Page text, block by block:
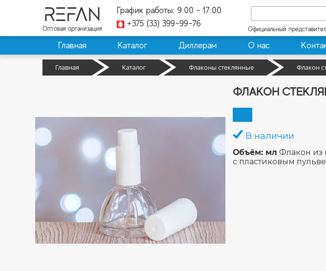
REFAN
Оптовая организация
График работы: 9:00 - 17:00
+375 (33) 399-99-76
Официальный
Главная Каталог Диллерам О нас
Главная Каталог Флаконы стеклянные Флакон
ФЛАКОН
В наличии
Объём: мл Флакон из
с пластиковым